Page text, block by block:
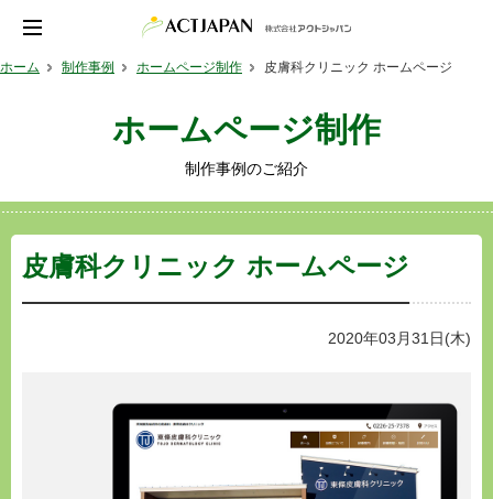
ホーム 制作事例 ホームページ制作 皮膚科クリニック ホームページ
ホームページ制作
制作事例のご紹介
皮膚科クリニック ホームページ
2020年03月31日(木)